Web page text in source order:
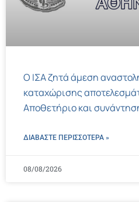
Ο ΙΣΑ ζητά άμεση
καταχώρισης
Αποθετήριο και
ΔΙΑΒΑΣΤΕ ΠΕΡΙΣΣΌΤΕΡΑ »
08/08/2026